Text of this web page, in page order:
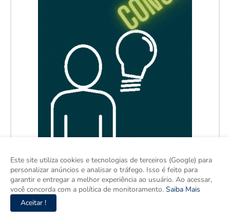
Este site utiliza cookies e tecnologias de terceiros (Google) para
personalizar anúncios e analisar o tráfego. Isso é feito para
garantir e entregar a melhor experiência ao usuário. Ao acessar,
você concorda com a política de monitoramento. Saiba Mais
Aceitar !